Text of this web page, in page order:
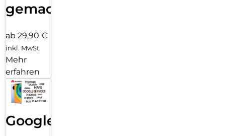
gemacht!
ab 29,90 €
inkl. MwSt.
Mehr
erfahren
Google